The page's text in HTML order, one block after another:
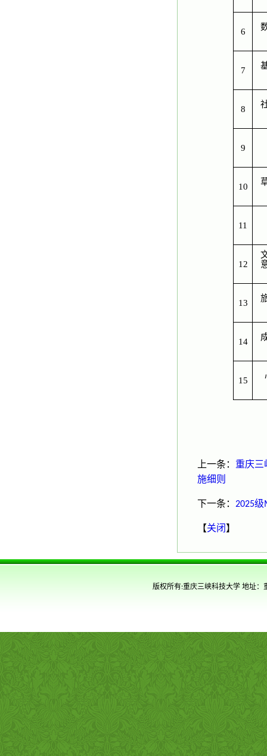
6
7
8
9
10
11
12
13
14
15
上一条： 重庆三
施细则
下一条： 2025
【关闭】
版权所有:重庆三峡科技大学 地址：